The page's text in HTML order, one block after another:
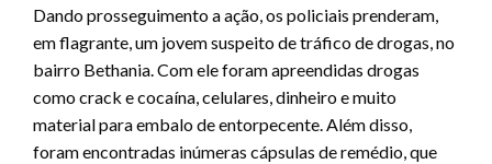
Dando prosseguimento a ação, os policiais prenderam,
em flagrante, um jovem suspeito de tráfico de drogas, no
bairro Bethania. Com ele foram apreendidas drogas
como crack e cocaína, celulares, dinheiro e muito
material para embalo de entorpecente. Além disso,
foram encontradas inúmeras cápsulas de remédio, que